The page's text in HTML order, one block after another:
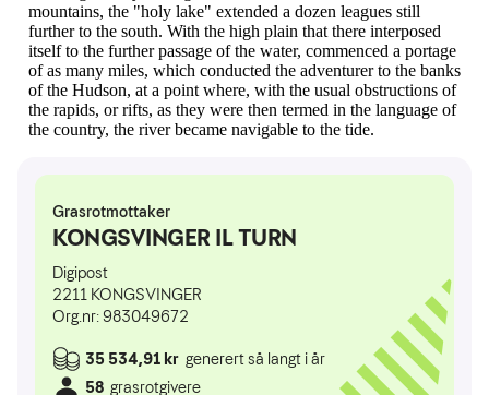
mountains, the "holy lake" extended a dozen leagues still
further to the south. With the high plain that there interposed
itself to the further passage of the water, commenced a portage
of as many miles, which conducted the adventurer to the banks
of the Hudson, at a point where, with the usual obstructions of
the rapids, or rifts, as they were then termed in the language of
the country, the river became navigable to the tide.